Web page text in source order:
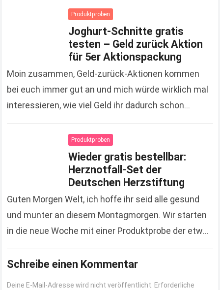
Produktproben
Joghurt-Schnitte gratis
testen – Geld zurück Aktion
für 5er Aktionspackung
Moin zusammen, Geld-zurück-Aktionen kommen
bei euch immer gut an und mich würde wirklich mal
interessieren, wie viel Geld ihr dadurch schon
Unsummen, die…Read more
Produktproben
Wieder gratis bestellbar:
Herznotfall-Set der
Deutschen Herzstiftung
Guten Morgen Welt, ich hoffe ihr seid alle gesund
und munter an diesem Montagmorgen. Wir starten
in die neue Woche mit einer Produktprobe der etwas
Schreibe einen Kommentar
Deine E-Mail-Adresse wird nicht veröffentlicht. Erforderliche